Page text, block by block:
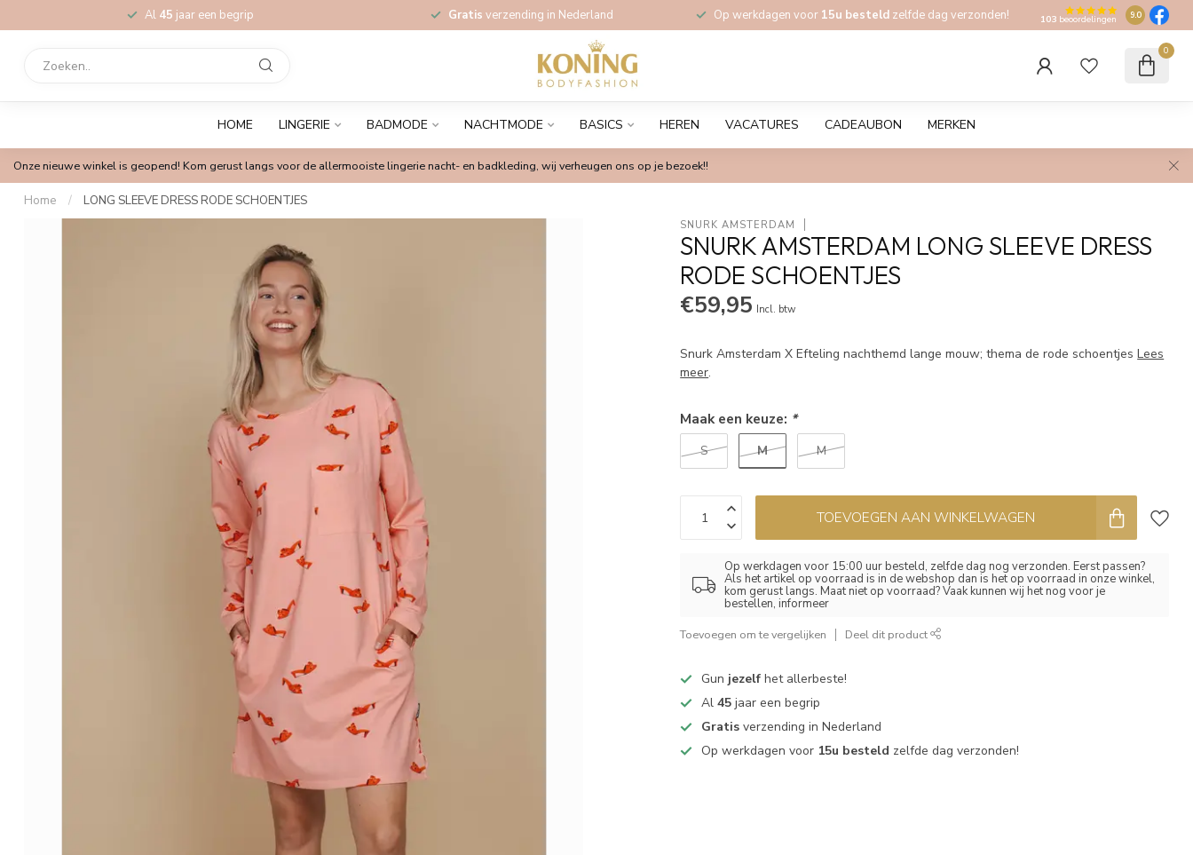
Al 45 jaar een begrip Gratis verzending in Nederland Op werkdagen voor 15u besteld zelfde dag verzonden! 103 beoordelingen 9.0
0
HOME LINGERIE BADMODE NACHTMODE BASICS HEREN VACATURES CADEAUBON MERKEN
Onze nieuwe winkel is geopend! Kom gerust langs voor de allermooiste lingerie nacht- en badkleding, wij verheugen ons op je bezoek!!
Home / LONG SLEEVE DRESS RODE SCHOENTJES
SNURK AMSTERDAM
SNURK AMSTERDAM LONG SLEEVE DRESS
RODE SCHOENTJES
€59,95 Incl. btw
Snurk Amsterdam X Efteling nachthemd lange mouw; thema de rode schoentjesLees
meer.
Maak een keuze: *
S M M
TOEVOEGEN AAN WINKELWAGEN
Op werkdagen voor 15:00 uur besteld, zelfde dag nog verzonden. Eerst passen?
Als het artikel op voorraad is in de webshop dan is het op voorraad in onze winkel,
kom gerust langs. Maat niet op voorraad? Vaak kunnen wij het nog voor je
bestellen, informeer
Toevoegen om te vergelijken Deel dit product
Gun jezelf het allerbeste!
Al45 jaar een begrip
Gratis verzending in Nederland
Op werkdagen voor 15u besteld zelfde dag verzonden!